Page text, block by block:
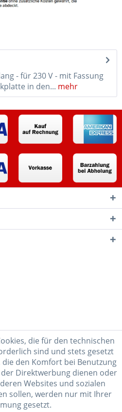
- für 230 V - mit Fassung
in den... mehr
die für den technischen
sind und stets gesetzt
den Komfort bei Benutzung
Direktwerbung dienen oder
Websites und sozialen
sollen, werden nur mit Ihrer
gesetzt.